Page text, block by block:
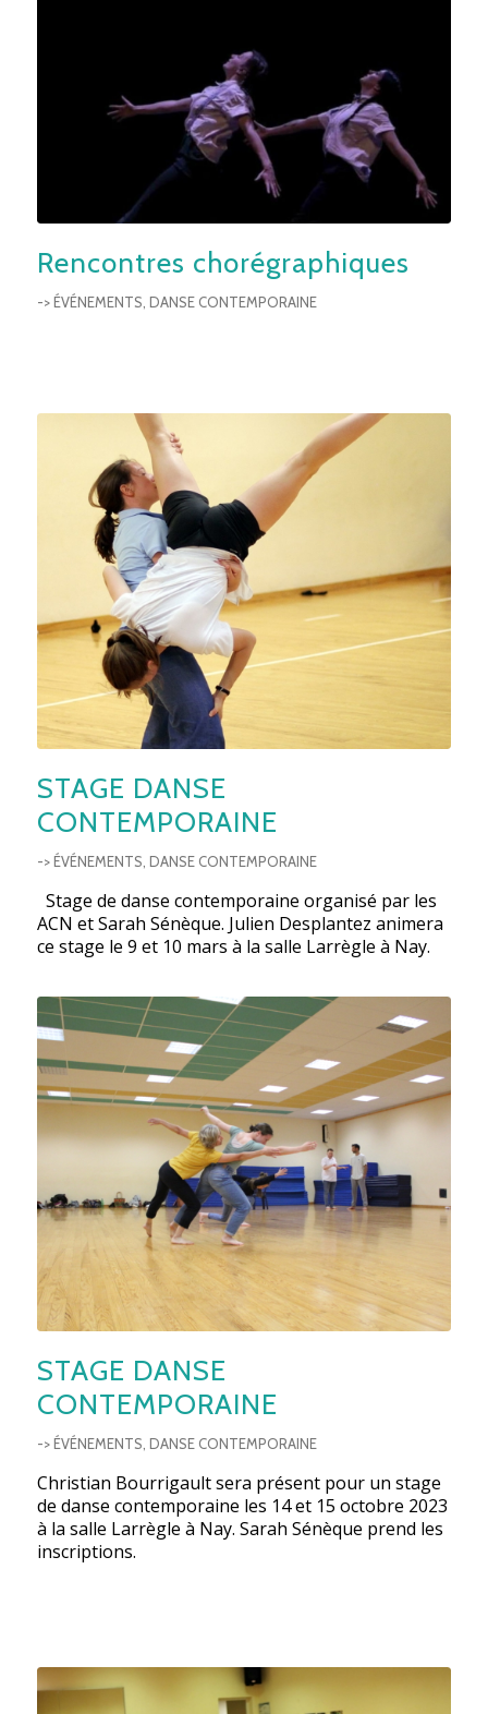
Rencontres chorégraphiques
-> ÉVÉNEMENTS DANSE CONTEMPORAINE
STAGE DANSE
CONTEMPORAINE
-> ÉVÉNEMENTS DANSE CONTEMPORAINE
Stage de danse contemporaine organisé par les
ACN et Sarah Sénèque. Julien Desplantez animera
ce stage le 9 et 10 mars à la salle Larrègle à Nay.
STAGE DANSE
CONTEMPORAINE
-> ÉVÉNEMENTS, DANSE CONTEMPORAINE
Christian Bourrigault sera présent pour un stage
de danse contemporaine les 14 et 15 octobre 2023
à la salle Larrègle à Nay. Sarah Sénèque prend les
inscriptions.